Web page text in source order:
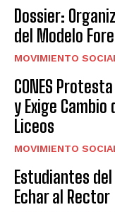
Dossier:
del Modelo
MOVIMIENTO
CONES
y Exige
Liceos
MOVIMIENTO
Estudiantes
Echar al Rector